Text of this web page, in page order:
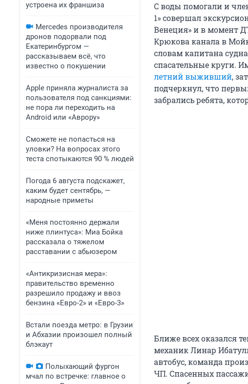
устроена их франшиза
Mercedes производителя
дронов подорвали под
Екатеринбургом —
рассказываем всё, что
известно о покушении
Apple приняла журналиста за
пользователя под санкциями:
не пора ли переходить на
Android или «Аврору»
Сможете не попасться на
уловки? На вопросах этого
теста спотыкаются 90 % людей
Погода 6 августа подскажет,
каким будет сентябрь, —
народные приметы
«Меня постоянно держали
ниже плинтуса»: Миа Бойка
рассказала о тяжелом
расставании с абьюзером
«Антикризисная мера»:
правительство временно
разрешило продажу и ввоз
бензина «Евро-2» и «Евро-3»
Встали поезда метро: в Грузии
и Абхазии произошел полный
блэкаут
Полыхающий фургон
мчал по встречке: главное о
С воды помогали и
1» совершал
Венеция» и в момент
Крюкова канала в
словам капитана
спасательные круги.
летний выживший,
подчеркнул, что
забрались ребята,
Ближе всех оказался
механик Линар
автобус, команда
ЧП. Спасенных